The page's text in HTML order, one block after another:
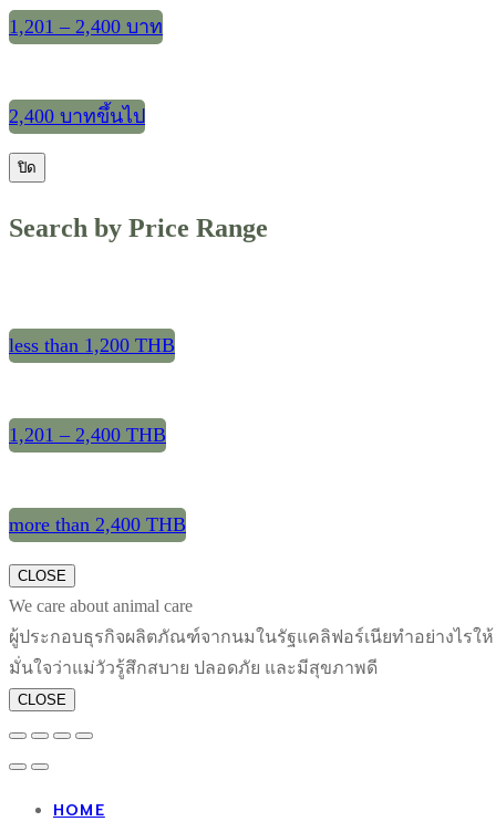
1,201 – 2,400 บาท
2,400 บาทขึ้นไป
ปิด
Search by Price Range
less than 1,200 THB
1,201 – 2,400 THB
more than 2,400 THB
CLOSE
We care about animal care
ผู้ประกอบธุรกิจผลิตภัณฑ์จากนมในรัฐแคลิฟอร์เนียทำอย่างไรให้
มั่นใจว่าแม่วัวรู้สึกสบาย ปลอดภัย และมีสุขภาพดี
CLOSE
HOME